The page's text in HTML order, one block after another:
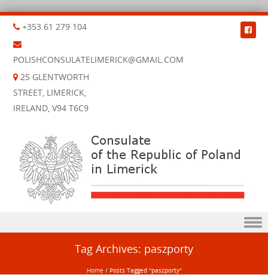
+353 61 279 104
POLISHCONSULATELIMERICK@GMAIL.COM
25 GLENTWORTH
STREET, LIMERICK,
IRELAND, V94 T6C9
Tag Archives: paszporty
Home / Posts Tagged "paszporty"